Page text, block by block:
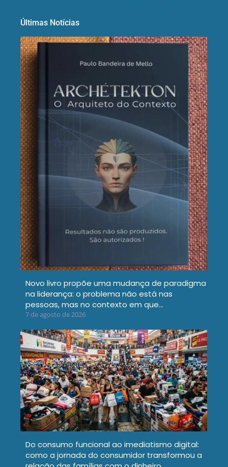
Últimas Notícias
Novo livro propõe uma mudança de paradigma
na liderança: o problema não está nas
pessoas, mas no contexto em que…
7 de agosto de 2026
Do consumo funcional ao imediatismo digital:
como a jornada do consumidor transformou a